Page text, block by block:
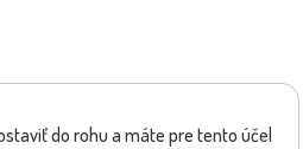
do rohu a máte pre tento účel